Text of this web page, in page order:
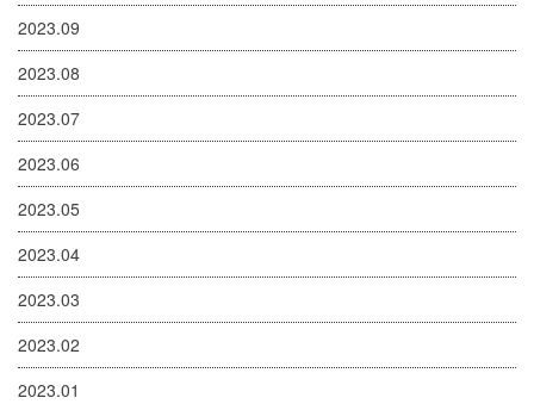
2023.09
2023.08
2023.07
2023.06
2023.05
2023.04
2023.03
2023.02
2023.01